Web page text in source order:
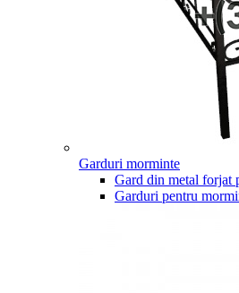
Garduri morminte
Gard din metal forjat
Garduri pentru